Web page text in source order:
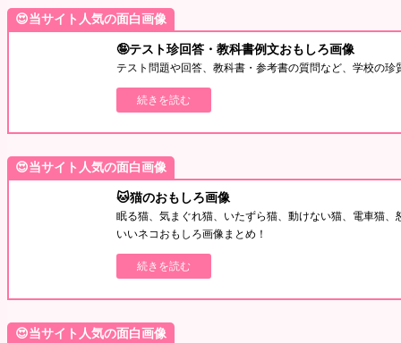
😍当サイト人気の面白画像
🤪テスト珍回答・教科書例文おもしろ画像
テスト問題や回答、教科書・参考書の質問など、学校の
続きを読む
😍当サイト人気の面白画像
🐱猫のおもしろ画像
眠る猫、気まぐれ猫、いたずら猫、動けない猫、電車猫
いいネコおもしろ画像まとめ！
続きを読む
😍当サイト人気の面白画像